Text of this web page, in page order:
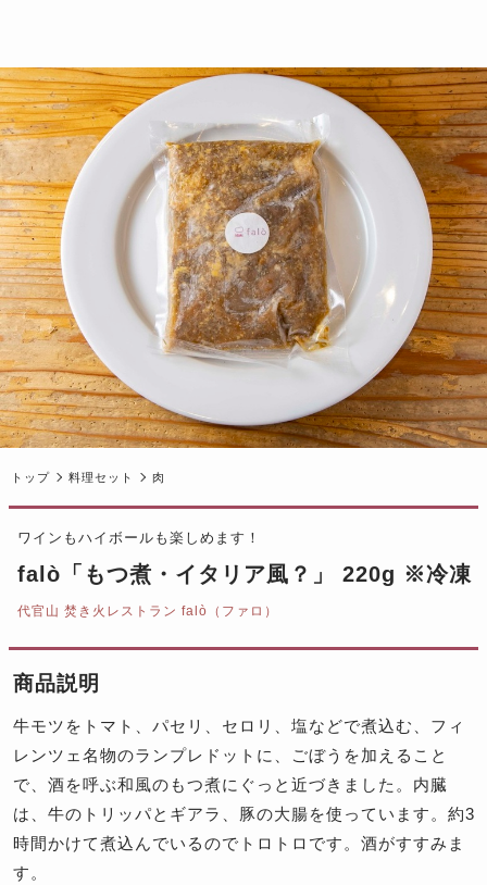
トップ 料理セット 肉
ワインもハイボールも楽しめます！
falò「もつ煮・イタリア風？」 220g ※冷凍
代官山 焚き火レストラン falò（ファロ）
商品説明
牛モツをトマト、パセリ、セロリ、塩などで煮込む、フィ
レンツェ名物のランプレドットに、ごぼうを加えること
で、酒を呼ぶ和風のもつ煮にぐっと近づきました。内臓
は、牛のトリッパとギアラ、豚の大腸を使っています。約3
時間かけて煮込んでいるのでトロトロです。酒がすすみま
す。